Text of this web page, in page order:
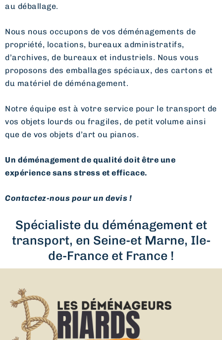
au déballage.
Nous nous occupons de vos déménagements de
propriété, locations, bureaux administratifs,
d’archives, de bureaux et industriels. Nous vous
proposons des emballages spéciaux, des cartons et
du matériel de déménagement.
Notre équipe est à votre service pour le transport de
vos objets lourds ou fragiles, de petit volume ainsi
que de vos objets d’art ou pianos.
Un déménagement de qualité doit être une
expérience sans stress et efficace.
Contactez-nous pour un devis !
Spécialiste du déménagement et
transport, en Seine-et Marne, Ile-
de-France et France !